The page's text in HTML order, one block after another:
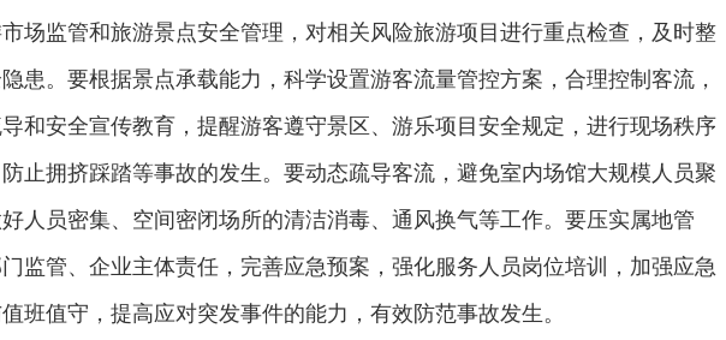
场监管和旅游景点安全管理，对相关风险旅游项目进行重点检查，及时整
患。要根据景点承载能力，科学设置游客流量管控方案，合理控制客流，
和安全宣传教育，提醒游客遵守景区、游乐项目安全规定，进行现场秩序
止拥挤踩踏等事故的发生。要动态疏导客流，避免室内场馆大规模人员聚
人员密集、空间密闭场所的清洁消毒、通风换气等工作。要压实属地管
监管、企业主体责任，完善应急预案，强化服务人员岗位培训，加强应急
班值守，提高应对突发事件的能力，有效防范事故发生。